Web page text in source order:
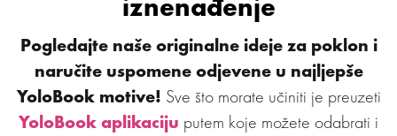
iznenađenje
Pogledajte naše originalne ideje za poklon i
naručite uspomene odjevene u najljepše
YoloBook motive! Sve što morate učiniti je preuzeti
YoloBook aplikaciju putem koje možete odabrati i